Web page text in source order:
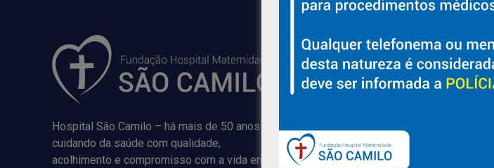
Hospital São Camilo – há mais de 50 anos
cuidando da saúde com qualidade,
acolhimento e compromisso com a vida em
Sobre
Nossa História e Fundador
Diretorias
Trabalhe Conosco
Blog